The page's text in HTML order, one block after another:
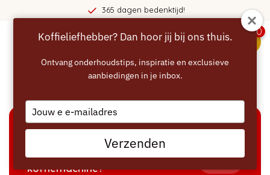
365 dagen bedenktijd!
0
Welke producten passen bij mijn
koffiemachine?
Koffieliefhebber? Dan hoor jij bij ons thuis.
Ontvang onderhoudstips, inspiratie en exclusieve
aanbiedingen in je inbox.
Type
your
email
Verzenden